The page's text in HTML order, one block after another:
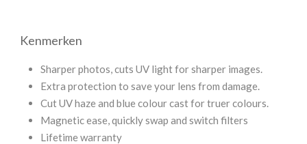
Kenmerken
Sharper photos, cuts UV light for sharper images.
Extra protection to save your lens from damage.
Cut UV haze and blue colour cast for truer colours.
Magnetic ease, quickly swap and switch filters
Lifetime warranty